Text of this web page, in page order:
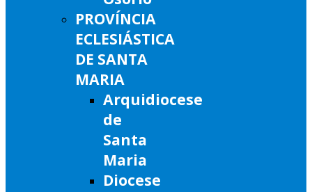
PROVÍNCIA
ECLESIÁSTICA
DE SANTA
MARIA
Arquidiocese
de
Santa
Maria
Diocese